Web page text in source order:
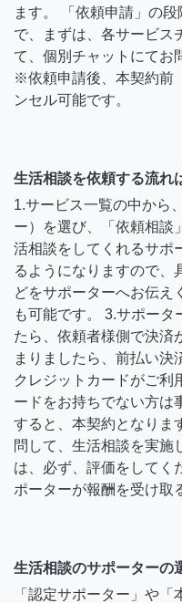
ます。 「依頼申請」の
で、まずは、各サービス
て、個別チャットにてお
※依頼申請後、本契約前
ンセル可能です。
生活相談を依頼する流れ
1.サービス一覧の中から
ー）を選び、「依頼相談
活相談をしてくれるサポ
るようになりますので、
どをサポーターへお伝え
も可能です。 3.サポー
たら、依頼者様側で決済
まりましたら、前払い決
クレジットカードがご利
ードをお持ちでない方は
すると、本契約となりま
問して、生活相談を実施
は、必ず、評価をしてく
ポーターが報酬を受け取
生活相談のサポーターの
「認定サポーター」や